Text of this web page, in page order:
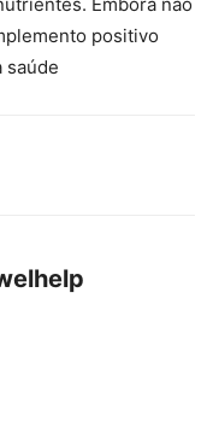
positivo
saúde